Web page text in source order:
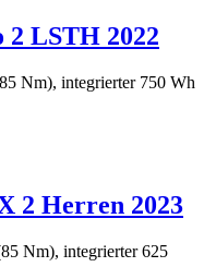
2 LSTH 2022
Nm), integrierter 750 Wh
2 Herren 2023
Nm), integrierter 625